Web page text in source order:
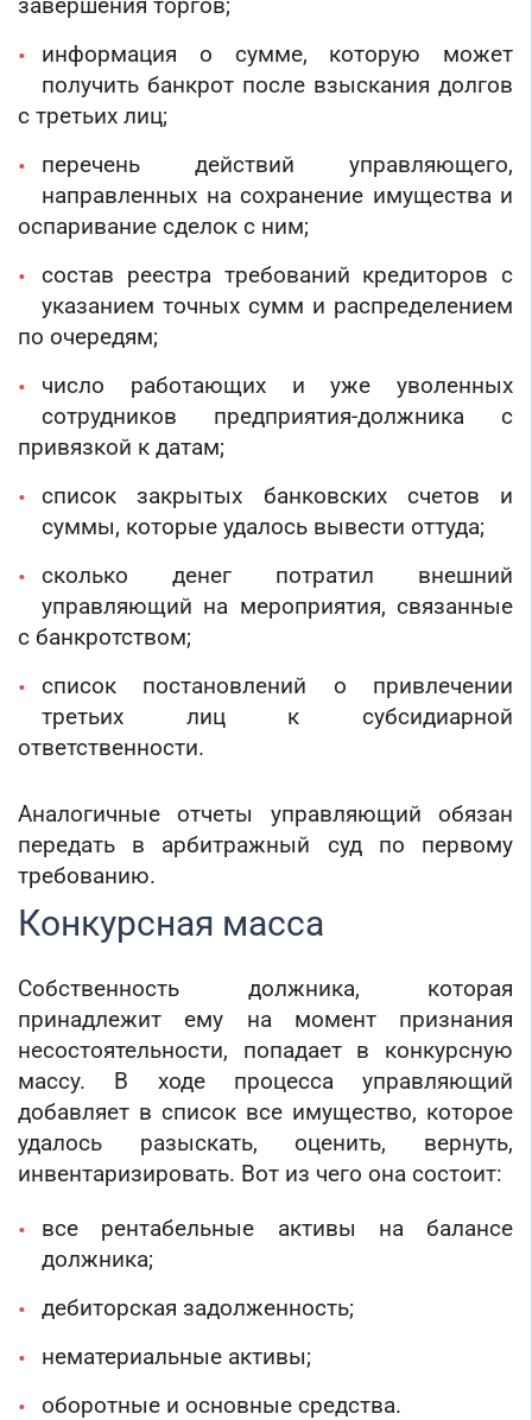
завершения торгов;
информация о сумме, которую может
получить банкрот после взыскания долгов
с третьих лиц;
перечень действий управляющего,
направленных на сохранение имущества и
оспаривание сделок с ним;
состав реестра требований кредиторов с
указанием точных сумм и распределением
по очередям;
число работающих и уже уволенных
сотрудников предприятия-должника с
привязкой к датам;
список закрытых банковских счетов и
суммы, которые удалось вывести оттуда;
сколько денег потратил внешний
управляющий на мероприятия, связанные
с банкротством;
список постановлений о привлечении
третьих лиц к субсидиарной
ответственности.
Аналогичные отчеты управляющий обязан
передать в арбитражный суд по первому
требованию.
Конкурсная масса
Собственность должника, которая
принадлежит ему на момент признания
несостоятельности, попадает в конкурсную
массу. В ходе процесса управляющий
добавляет в список все имущество, которое
удалось разыскать, оценить, вернуть,
инвентаризировать. Вот из чего она состоит:
все рентабельные активы на балансе
должника;
дебиторская задолженность;
нематериальные активы;
оборотные и основные средства.